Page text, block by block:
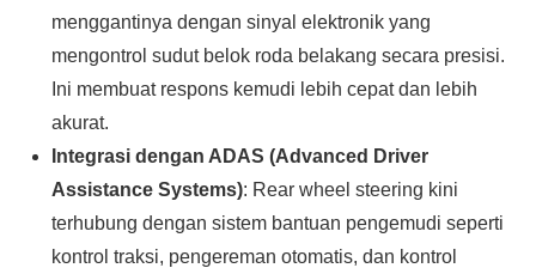
menggantinya dengan sinyal elektronik yang
mengontrol sudut belok roda belakang secara presisi.
Ini membuat respons kemudi lebih cepat dan lebih
akurat.
Integrasi dengan ADAS (Advanced Driver
Assistance Systems): Rear wheel steering kini
terhubung dengan sistem bantuan pengemudi seperti
kontrol traksi, pengereman otomatis, dan kontrol